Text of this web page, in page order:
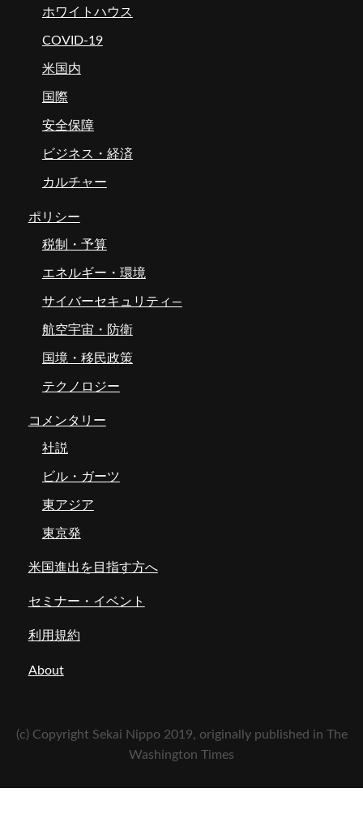
ホワイトハウス
COVID-19
米国内
国際
安全保障
ビジネス・経済
カルチャー
ポリシー
税制・予算
エネルギー・環境
サイバーセキュリティ―
航空宇宙・防衛
国境・移民政策
テクノロジー
コメンタリー
社説
ビル・ガーツ
東アジア
東京発
米国進出を目指す方へ
セミナー・イベント
利用規約
About
(c) Copyright Sekai Nippo 2019, originally published in The
Washington Times